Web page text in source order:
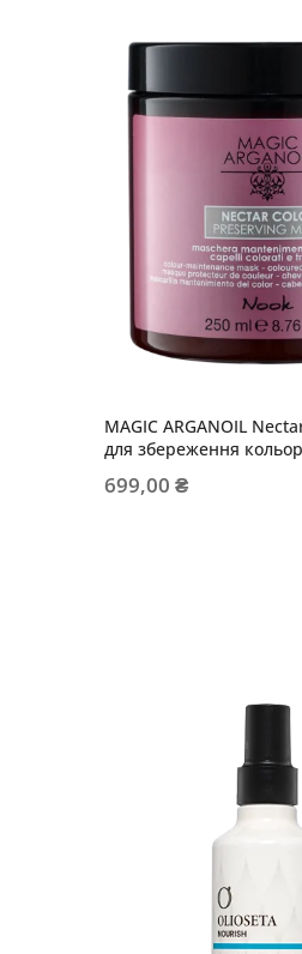
MAGIC ARGANOIL
для збереження
699,00 ₴